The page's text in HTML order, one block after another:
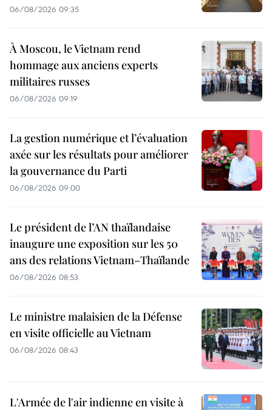
06/08/2026 09:35
À Moscou, le Vietnam rend
hommage aux anciens experts
militaires russes
06/08/2026 09:19
La gestion numérique et l’évaluation
axée sur les résultats pour améliorer
la gouvernance du Parti
06/08/2026 09:00
Le président de l’AN thaïlandaise
inaugure une exposition sur les 50
ans des relations Vietnam–Thaïlande
06/08/2026 08:53
Le ministre malaisien de la Défense
en visite officielle au Vietnam
06/08/2026 08:43
L'Armée de l'air indienne en visite à